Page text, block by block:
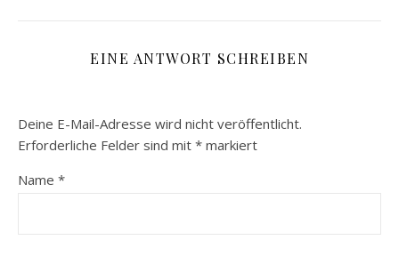
EINE ANTWORT SCHREIBEN
Deine E-Mail-Adresse wird nicht veröffentlicht.
Erforderliche Felder sind mit * markiert
Name *